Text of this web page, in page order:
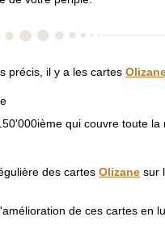
précis, il y a les cartes
qui couvre toute la
des cartes Olizane sur
de ces cartes en